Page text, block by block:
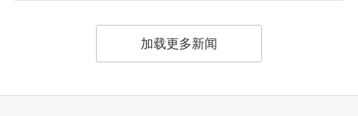
加载更多新闻